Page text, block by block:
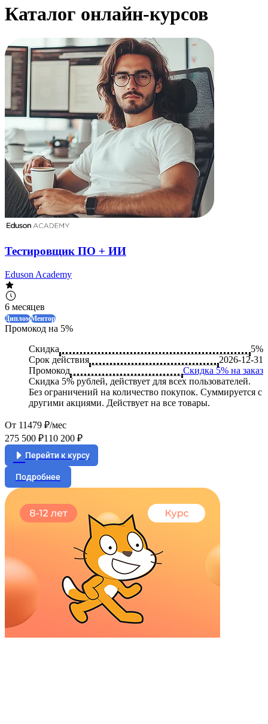
Каталог онлайн-курсов
Тестировщик ПО + ИИ
Eduson Academy
6 месяцев
ДипломМентор
Промокод на 5%
Скидка
5%
Срок действия
2026-12-31
Промокод
Скидка 5% на заказ
Скидка 5% рублей, действует для всех пользователей.
Без ограничений на количество покупок. Суммируется с
другими акциями. Действует на все товары.
От 11479 ₽/мес
275 500 ₽110 200 ₽
Перейти к курсу
Подробнее